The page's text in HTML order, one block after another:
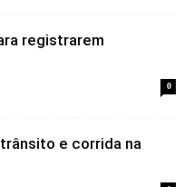
registrarem
0
e corrida na